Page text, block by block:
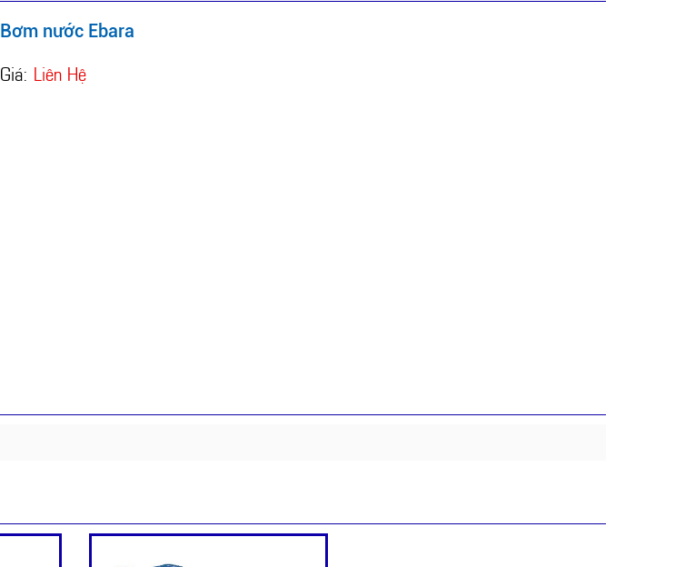
Bơm nước Ebara
Giá: Liên Hệ